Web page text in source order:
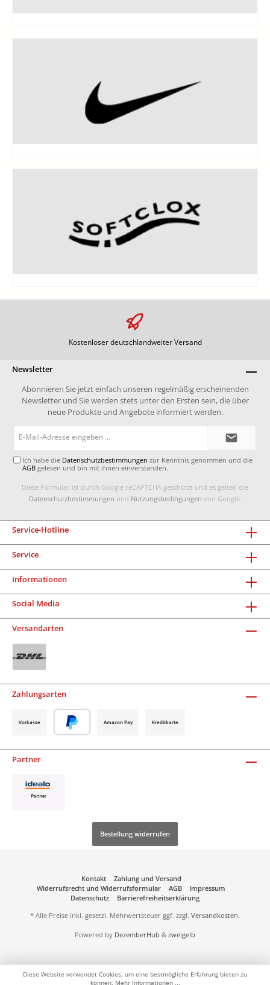
Kostenloser deutschlandweiter Versand
Newsletter
Abonnieren Sie jetzt einfach unseren regelmäßig erscheinenden
Newsletter und Sie werden stets unter den Ersten sein, die über
neue Produkte und Angebote informiert werden.
Ich habe die Datenschutzbestimmungen zur Kenntnis genommen und die
AGB gelesen und bin mit ihnen einverstanden.
Diese Formular ist durch Google reCAPTCHA geschützt und es gelten die
Datenschutzbestimmungen und Nutzungsbedingungen von Google.
Service-Hotline
Service
Informationen
Social Media
Versandarten
Zahlungsarten
Vorkasse Amazon Pay Kreditkarte
Partner
Bestellung widerrufen
Kontakt
Zahlung und Versand
Widerrufsrecht und Widerrufsformular
AGB
Impressum
Datenschutz
Barrierefreiheitserklärung
* Alle Preise inkl. gesetzl. Mehrwertsteuer ggf. zzgl. Versandkosten.
Powered by DezemberHub & zweigelb
Diese Website verwendet Cookies, um eine bestmögliche Erfahrung bieten zu
können. Mehr Informationen ...